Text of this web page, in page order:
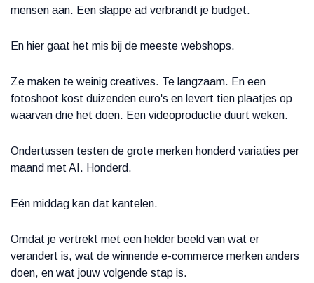
mensen aan. Een slappe ad verbrandt je budget.
En hier gaat het mis bij de meeste webshops.
Ze maken te weinig creatives. Te langzaam. En een
fotoshoot kost duizenden euro's en levert tien plaatjes op
waarvan drie het doen. Een videoproductie duurt weken.
Ondertussen testen de grote merken honderd variaties per
maand met AI. Honderd.
Eén middag kan dat kantelen.
Omdat je vertrekt met een helder beeld van wat er
verandert is, wat de winnende e-commerce merken anders
doen, en wat jouw volgende stap is.